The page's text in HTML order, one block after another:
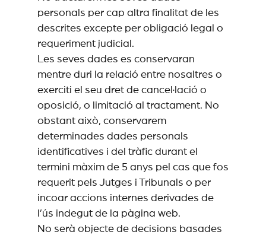
personals per cap altra finalitat de les
descrites excepte per obligació legal o
requeriment judicial.
Les seves dades es conservaran
mentre duri la relació entre nosaltres o
exerciti el seu dret de cancel·lació o
oposició, o limitació al tractament. No
obstant això, conservarem
determinades dades personals
identificatives i del tràfic durant el
termini màxim de 5 anys pel cas que fos
requerit pels Jutges i Tribunals o per
incoar accions internes derivades de
l’ús indegut de la pàgina web.
No serà objecte de decisions basades